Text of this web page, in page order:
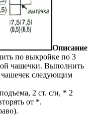
Описание
по выкройке по 3
чашечки. Выполнить
чашечек следующим
2 ст. с/н, * 2
от *.